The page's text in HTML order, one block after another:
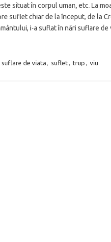
situat în corpul uman, etc. La
suflet chiar de la început, de la
i-a suflat în nări suflare
suflare de viata , suflet, trup , viu